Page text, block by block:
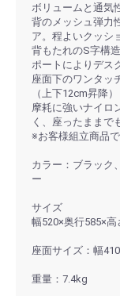
ボリュームと通気
背のメッシュ弾力
ア。程よいクッシ
背もたれのS字構
ポートによりデス
座面下のワンタッ
（上下12cm昇降）
摩耗に強いナイロ
く、座ったままで
※お客様組立商品
カラー：ブラック
ー
サイズ
幅520×奥行585×
座面サイズ：幅
重量：7.4kg